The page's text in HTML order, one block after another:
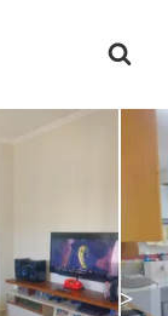
>